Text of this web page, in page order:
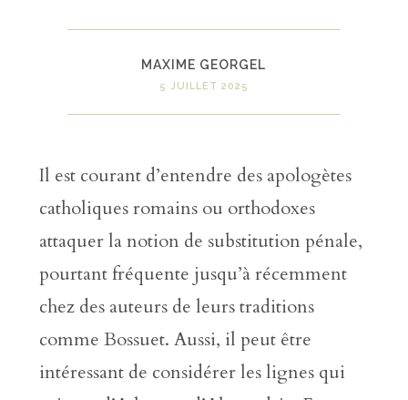
MAXIME GEORGEL
5 JUILLET 2025
Il est courant d’entendre des apologètes
catholiques romains ou orthodoxes
attaquer la notion de substitution pénale,
pourtant fréquente jusqu’à récemment
chez des auteurs de leurs traditions
comme Bossuet. Aussi, il peut être
intéressant de considérer les lignes qui